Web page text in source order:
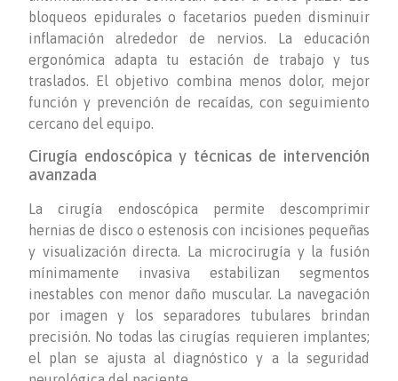
bloqueos epidurales o facetarios pueden disminuir
inflamación alrededor de nervios. La educación
ergonómica adapta tu estación de trabajo y tus
traslados. El objetivo combina menos dolor, mejor
función y prevención de recaídas, con seguimiento
cercano del equipo.
Cirugía endoscópica y técnicas de intervención
avanzada
La cirugía endoscópica permite descomprimir
hernias de disco o estenosis con incisiones pequeñas
y visualización directa. La microcirugía y la fusión
mínimamente invasiva estabilizan segmentos
inestables con menor daño muscular. La navegación
por imagen y los separadores tubulares brindan
precisión. No todas las cirugías requieren implantes;
el plan se ajusta al diagnóstico y a la seguridad